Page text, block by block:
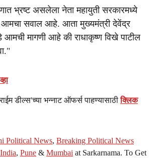
भ्रष्ट असलेला नेता महायुती सरकारमध्ये
आमचा सवाल आहे. आता मुख्यमंत्री देवेंद्र
मागणी आहे की राधाकृष्ण विखे पाटील
डील्स'च्या भन्नाट ऑफर्स पाहण्यासाठीक्लिक
Political News, Breaking Political News
India, Pune & Mumbai at Sarkarnama. To Get